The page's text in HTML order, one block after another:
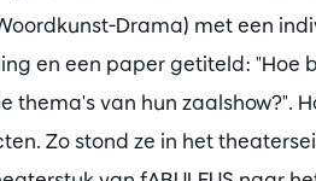
Drama) met een
en een paper getiteld: "Hoe
thema's van hun zaalshow?".
Zo stond ze in het